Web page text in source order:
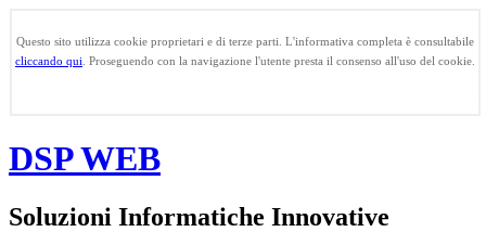
Questo sito utilizza cookie proprietari e di terze parti. L'informativa completa è consultabile
cliccando qui . Proseguendo con la navigazione l'utente presta il consenso all'uso del cookie.
DSP WEB
Soluzioni Informatiche Innovative